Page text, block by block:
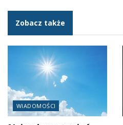
Zobacz także
WIADOMOŚCI